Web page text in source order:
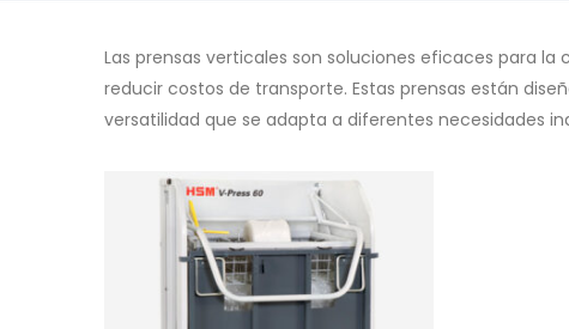
Las prensas verticales son soluciones eficaces para
reducir costos de transporte. Estas prensas están
versatilidad que se adapta a diferentes necesidades